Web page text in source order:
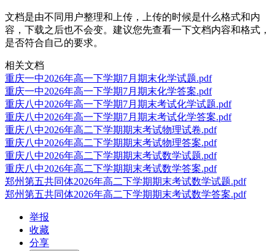
文档是由不同用户整理和上传，上传的时候是什么格式和内
容，下载之后也不会变。建议您先查看一下文档内容和格式，
是否符合自己的要求。
相关文档
重庆一中2026年高一下学期7月期末化学试题.pdf
重庆一中2026年高一下学期7月期末化学答案.pdf
重庆八中2026年高一下学期7月期末考试化学试题.pdf
重庆八中2026年高一下学期7月期末考试化学答案.pdf
重庆八中2026年高二下学期期末考试物理试卷.pdf
重庆八中2026年高二下学期期末考试物理答案.pdf
重庆八中2026年高二下学期期末考试数学试题.pdf
重庆八中2026年高二下学期期末考试数学答案.pdf
郑州第五共同体2026年高二下学期期末考试数学试题.pdf
郑州第五共同体2026年高二下学期期末考试数学答案.pdf
举报
收藏
分享